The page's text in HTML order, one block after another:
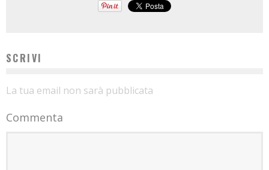
SCRIVI
La tua email non sarà pubblicata
Commenta